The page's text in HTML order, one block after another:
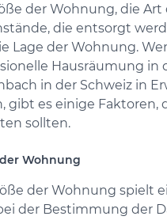
der Wohnung, die Art
die entsorgt
Lage der Wohnung.
Hausräumung in
in der Schweiz in
gibt es einige Faktoren,
sollten.
Wohnung
der Wohnung spielt
der Bestimmung der